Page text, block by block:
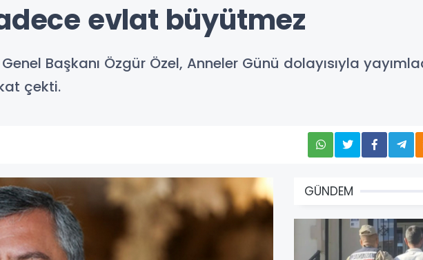
evlat büyütmez
Başkanı Özgür Özel, Anneler Günü dolayısıyla
çekti.
GÜNDEM